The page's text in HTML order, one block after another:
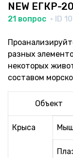
NEW ЕГКР-
21 вопрос · ID
разных
некоторых
составом
Объект
Крыса